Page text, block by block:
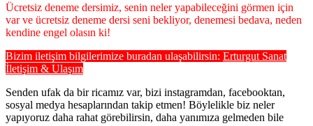
Ücretsiz deneme dersimiz, senin neler yapabileceğini görmen için
var ve ücretsiz deneme dersi seni bekliyor, denemesi bedava, neden
kendine engel olasın ki!
Bizim iletişim bilgilerimize buradan ulaşabilirsin: Erturgut Sanat
İletişim & Ulaşım
Senden ufak da bir ricamız var, bizi instagramdan, facebooktan,
sosyal medya hesaplarından takip etmen! Böylelikle biz neler
yapıyoruz daha rahat görebilirsin, daha yanımıza gelmeden bile